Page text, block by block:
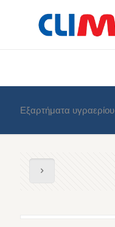
Εξαρτήματα υγραερίου